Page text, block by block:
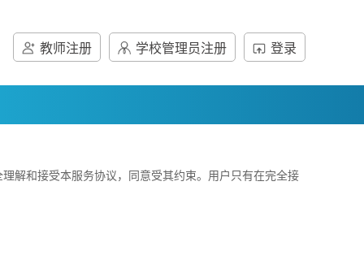
教师注册 学校管理员注册 登录
和接受本服务协议，同意受其约束。用户只有在完全接